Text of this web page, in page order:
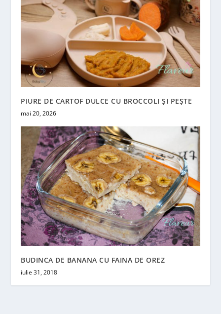
PIURE DE CARTOF DULCE CU BROCCOLI ȘI PEȘTE
mai 20, 2026
BUDINCA DE BANANA CU FAINA DE OREZ
iulie 31, 2018